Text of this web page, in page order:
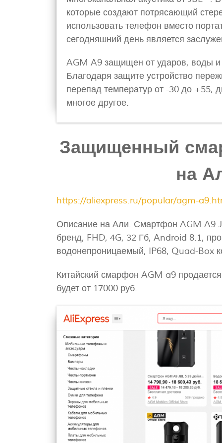
которые создают потрясающий
использовать телефон вместо
сегодняшний день является
AGM A9 защищен от ударов, воды
Благодаря защите устройство
перепад температур от -30 до +55,
многое другое.
Защищенный
на
https://aliexpress.ru/popular/agm-
Описание на Али: Смартфон AGM A9
бренд, FHD, 4G, 32 Гб, Android 8.1,
водонепроницаемый, IP68, Quad-Box
Китайский смарфон AGM a9
будет от 17000 руб.